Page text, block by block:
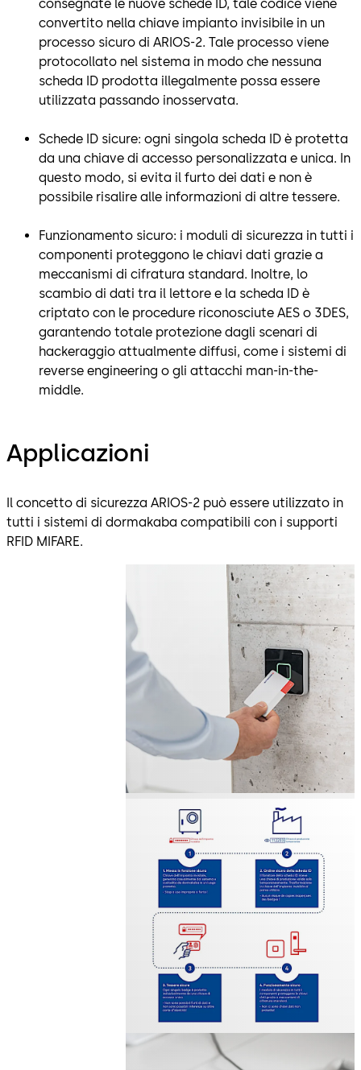
consegnate le nuove schede ID, tale codice viene
convertito nella chiave impianto invisibile in un
processo sicuro di ARIOS-2. Tale processo viene
protocollato nel sistema in modo che nessuna
scheda ID prodotta illegalmente possa essere
utilizzata passando inosservata.
Schede ID sicure: ogni singola scheda ID è protetta
da una chiave di accesso personalizzata e unica. In
questo modo, si evita il furto dei dati e non è
possibile risalire alle informazioni di altre tessere.
Funzionamento sicuro: i moduli di sicurezza in tutti i
componenti proteggono le chiavi dati grazie a
meccanismi di cifratura standard. Inoltre, lo
scambio di dati tra il lettore e la scheda ID è
criptato con le procedure riconosciute AES o 3DES,
garantendo totale protezione dagli scenari di
hackeraggio attualmente diffusi, come i sistemi di
reverse engineering o gli attacchi man-in-the-
middle.
Applicazioni
Il concetto di sicurezza ARIOS-2 può essere utilizzato in
tutti i sistemi di dormakaba compatibili con i supporti
RFID MIFARE.